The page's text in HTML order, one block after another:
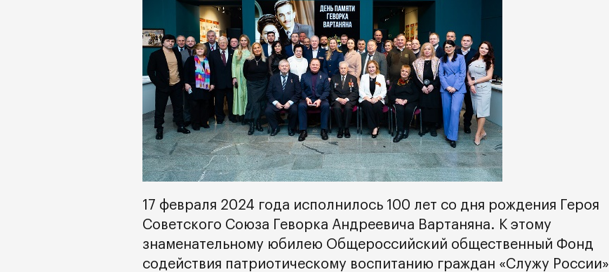
17 февраля 2024 года исполнилось 100 лет со дня рождения Героя
Советского Союза Геворка Андреевича Вартаняна. К этому
знаменательному юбилею Общероссийский общественный Фонд
содействия патриотическому воспитанию граждан «Служу России»